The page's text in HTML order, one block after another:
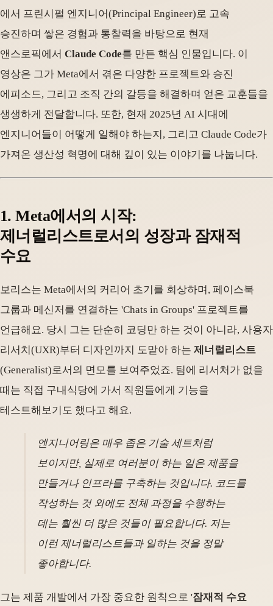
에서 프린시펄 엔지니어(Principal Engineer)로 고속
승진하며 쌓은 경험과 통찰력을 바탕으로 현재
앤스로픽에서 Claude Code를 만든 핵심 인물입니다. 이
영상은 그가 Meta에서 겪은 다양한 프로젝트와 승진
에피소드, 그리고 조직 간의 갈등을 해결하며 얻은 교훈들을
생생하게 전달합니다. 또한, 현재 2025년 AI 시대에
엔지니어들이 어떻게 일해야 하는지, 그리고 Claude Code가
가져온 생산성 혁명에 대해 깊이 있는 이야기를 나눕니다.
1. Meta에서의 시작:
제너럴리스트로서의 성장과 잠재적
수요
보리스는 Meta에서의 커리어 초기를 회상하며, 페이스북
그룹과 메신저를 연결하는 'Chats in Groups' 프로젝트를
언급해요. 당시 그는 단순히 코딩만 하는 것이 아니라, 사용자
리서치(UXR)부터 디자인까지 도맡아 하는 제너럴리스트
(Generalist)로서의 면모를 보여주었죠. 팀에 리서처가 없을
때는 직접 구내식당에 가서 직원들에게 기능을
테스트해보기도 했다고 해요.
엔지니어링은 매우 좁은 기술 세트처럼
보이지만, 실제로 여러분이 하는 일은 제품을
만들거나 인프라를 구축하는 것입니다. 코드를
작성하는 것 외에도 전체 과정을 수행하는
데는 훨씬 더 많은 것들이 필요합니다. 저는
이런 제너럴리스트들과 일하는 것을 정말
좋아합니다.
그는 제품 개발에서 가장 중요한 원칙으로 '잠재적 수요